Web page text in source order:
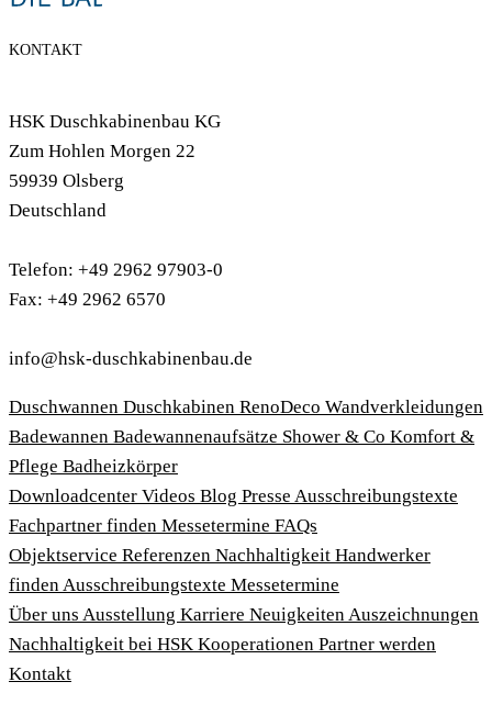
KONTAKT
HSK Duschkabinenbau KG
Zum Hohlen Morgen 22
59939 Olsberg
Deutschland
Telefon: +49 2962 97903-0
Fax: +49 2962 6570
info@hsk-duschkabinenbau.de
Duschwannen Duschkabinen RenoDeco Wandverkleidungen
Badewannen Badewannenaufsätze Shower & Co Komfort &
Pflege Badheizkörper
Download­center Videos Blog Presse Ausschreibungstexte
Fachpartner finden Messetermine FAQs
Objektservice Referenzen Nachhaltigkeit Handwerker
findenAusschreibungstexte Messetermine
Über uns Ausstellung Karriere NeuigkeitenAuszeichnungen
Nachhaltigkeit bei HSK Kooperationen Partner werden
Kontakt